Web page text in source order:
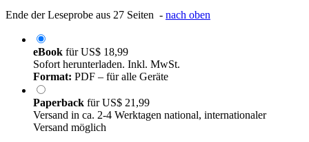
Ende der Leseprobe aus 27 Seiten - nach oben
eBook fürUS$ 18,99
Sofort herunterladen. Inkl. MwSt.
Format: PDF – für alle Geräte
Paperback fürUS$ 21,99
Versand in ca. 2-4 Werktagen national, internationaler
Versand möglich